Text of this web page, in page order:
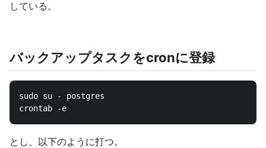
している。
バックアップタスクをcronに登録
sudo su - postgres
とし、以下のように打つ。